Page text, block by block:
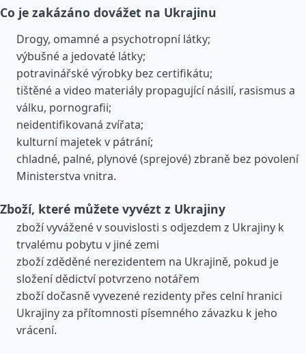
Co je zakázáno dovážet na Ukrajinu
Drogy, omamné a psychotropní látky;
výbušné a jedovaté látky;
potravinářské výrobky bez certifikátu;
tištěné a video materiály propagující násilí, rasismus a
válku, pornografii;
neidentifikovaná zvířata;
kulturní majetek v pátrání;
chladné, palné, plynové (sprejové) zbraně bez povolení
Ministerstva vnitra.
Zboží, které můžete vyvézt z Ukrajiny
zboží vyvážené v souvislosti s odjezdem z Ukrajiny k
trvalému pobytu v jiné zemi
zboží zděděné nerezidentem na Ukrajině, pokud je
složení dědictví potvrzeno notářem
zboží dočasně vyvezené rezidenty přes celní hranici
Ukrajiny za přítomnosti písemného závazku k jeho
vrácení.